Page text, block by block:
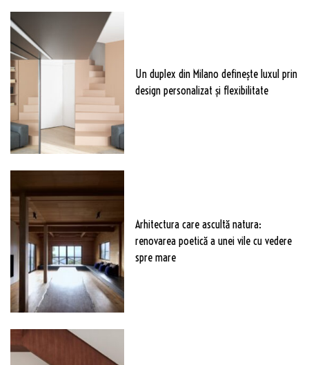
Un duplex din Milano definește luxul prin
design personalizat și flexibilitate
Arhitectura care ascultă natura:
renovarea poetică a unei vile cu vedere
spre mare